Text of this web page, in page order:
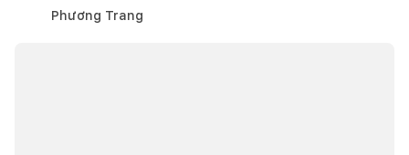
Phương Trang